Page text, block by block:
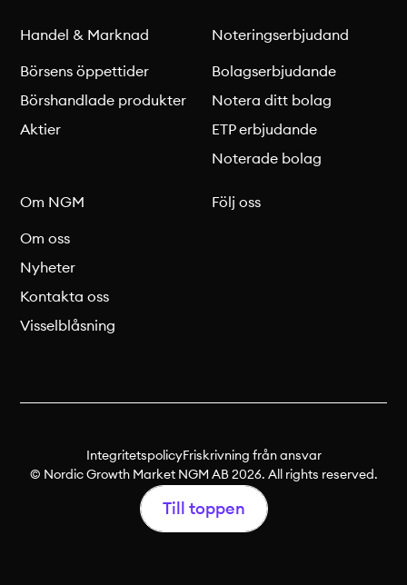
Handel & Marknad
Börsens öppettider
Börshandlade produkter
Aktier
Noteringserbjudand
Bolagserbjudande
Notera ditt bolag
ETP erbjudande
Noterade bolag
Om NGM
Om oss
Nyheter
Kontakta oss
Visselblåsning
Följ oss
IntegritetspolicyFriskrivning från ansvar
© Nordic Growth Market NGM AB 2026. All rights reserved.
Till toppen